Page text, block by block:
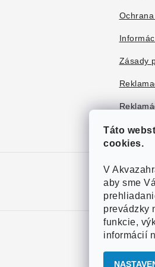
Táto
cookies.
V
aby sme
prevádzky
funkcie,
informácií
Zásady